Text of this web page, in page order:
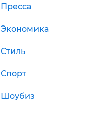
Пресса
Экономика
Стиль
Спорт
Шоубиз